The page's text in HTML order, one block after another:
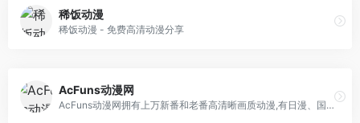
稀饭动漫
稀饭动漫 - 免费高清动漫分享
AcFuns动漫网
AcFuns动漫网拥有上万新番和老番高清晰画质动漫,有日漫、国漫、欧美动漫、动漫电影等,打造最全最专业更新及时的动漫站，AcFuns致力为所有动漫迷们提供最好看的动漫。